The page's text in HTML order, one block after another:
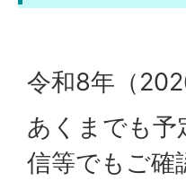
令和8年（
あくまでも予
信等でもご確